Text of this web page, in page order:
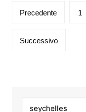
Paginazione
articoli
Precedente 1
Successivo